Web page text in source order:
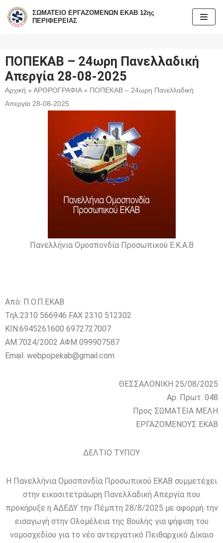
Μεταπηδήστε
περιεχόμενο
ΣΩΜΑΤΕΙΟ ΕΡΓΑΖΟΜΕΝΩΝ ΕΚΑΒ 12ης
ΠΕΡΙΦΕΡΕΙΑΣ
ΠΟΠΕΚΑΒ – 24ωρη Πανελλαδική
Απεργία 28-08-2025
Αρχική » ΑΡΘΡΟΓΡΑΦΙΑ» ΠΟΠΕΚΑΒ – 24ωρη Πανελλαδική
Απεργία 28-08-2025
Πανελλήνια Ομοσπονδία Προσωπικού Ε.Κ.Α.Β
Από: Π.Ο.Π.ΕΚΑΒ
Τηλ:2310 566946 FAX 2310 512302
ΚΙΝ:6945261600 6972727007
AM.7024/2002 ΑΦΜ 099907587
Email: webpopekab@gmail.com
ΘΕΣΣΑΛΟΝΙΚΗ 25/08/2025
Αρ. Πρωτ. 048
Προς ΣΩΜΑΤΕΙΑ ΜΕΛΗ
ΕΡΓΑΖΟΜΕΝΟΥΣ ΕΚΑΒ
ΔΕΛΤΙΟ ΤΥΠΟΥ
Η Πανελλήνια Ομοσπονδία Προσωπικού ΕΚΑΒ συμμετέχει
στην εικοσιτετράωρη Πανελλαδική Απεργία που
προκήρυξε η ΑΔΕΔΥ την Πέμπτη 28/8/2025 με αφορμή την
εισαγωγή στην Ολομέλεια της Βουλής για ψήφιση του
νομοσχεδίου για το νέο αντεργατικό Πειθαρχικό Δίκαιο